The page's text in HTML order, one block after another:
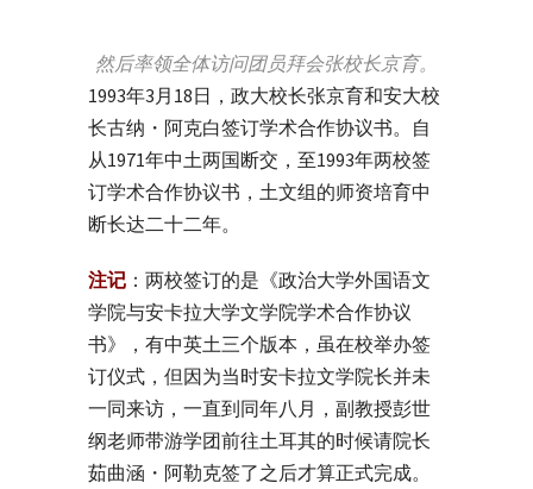
然后率领全体访问团员拜会张校长京育。
1993年3月 18日，政大校长张京育和安大校
长古纳・阿克白签订学术合作协议书。自
从1971年中土两国断交，至1993年两校签
订学术合作协议书，土文组的师资培育中
断长达二十二年。
注记 ：两校签订的是《政治大学外国语文
学院与安卡拉大学文学院学术合作协议
书》，有中英土三个版本，虽在校举办签
订仪式，但因为当时安卡拉文学院长并未
一同来访，一直到同年八月，副教授彭世
纲老师带游学团前往土耳其的时候请院长
茹曲涵・阿勒克签了之后才算正式完成。